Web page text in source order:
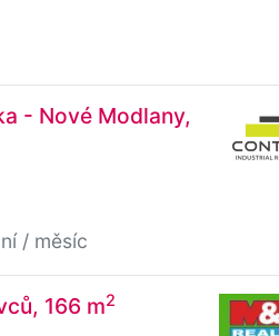
- Nové Modlany,
/ měsíc
166 m2